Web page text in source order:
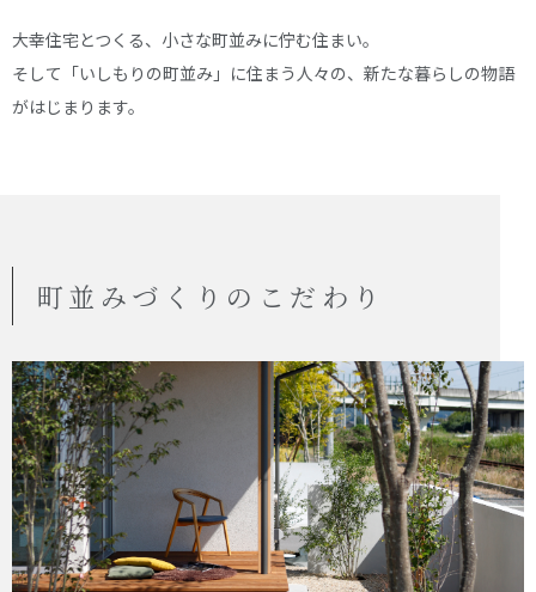
大幸住宅とつくる、小さな町並みに佇む住まい。
そして「いしもりの町並み」に住まう人々の、新たな暮らしの物語
がはじまります。
町並みづくりのこだわり